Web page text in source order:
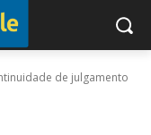
de julgamento